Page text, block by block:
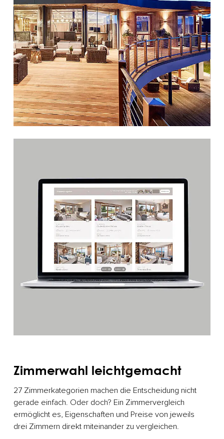
Zimmerwahl leichtgemacht
27 Zimmerkategorien machen die Entscheidung nicht
gerade einfach. Oder doch? Ein Zimmervergleich
ermöglicht es, Eigenschaften und Preise von jeweils
drei Zimmern direkt miteinander zu vergleichen.